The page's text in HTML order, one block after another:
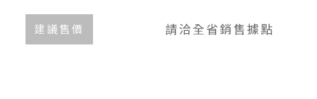
建議售價 請洽全省銷售據點